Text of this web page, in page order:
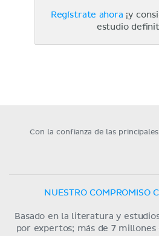
Regístrate ahora ¡y
estudio
Con la confianza de las
NUESTRO COMPROMISO
Basado en la literatura y
por expertos; más de 7 millones